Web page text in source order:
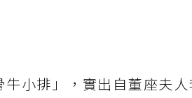
小排」，實出自董座夫